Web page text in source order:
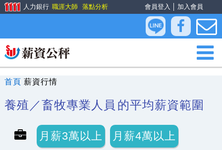
會員登入 加入會員
人力銀行 職涯大師 落點分析
首頁 薪資行情
養殖／畜牧專業人員 的平均薪資範圍
月薪3萬以上 月薪4萬以上